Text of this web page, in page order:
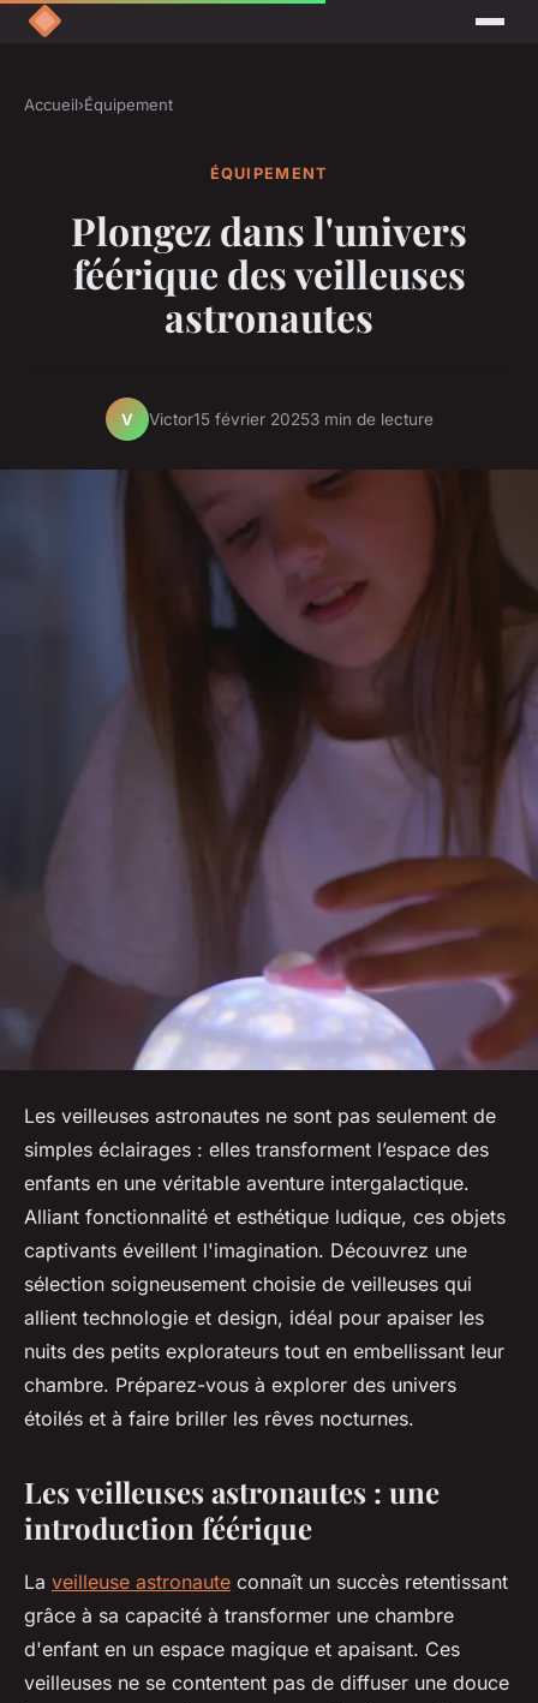
Accueil›Équipement
ÉQUIPEMENT
Plongez dans l'univers
féérique des veilleuses
astronautes
V Victor15 février 20253 min de lecture
Les veilleuses astronautes ne sont pas seulement de
simples éclairages : elles transforment l’espace des
enfants en une véritable aventure intergalactique.
Alliant fonctionnalité et esthétique ludique, ces objets
captivants éveillent l'imagination. Découvrez une
sélection soigneusement choisie de veilleuses qui
allient technologie et design, idéal pour apaiser les
nuits des petits explorateurs tout en embellissant leur
chambre. Préparez-vous à explorer des univers
étoilés et à faire briller les rêves nocturnes.
Les veilleuses astronautes : une
introduction féérique
La veilleuse astronaute connaît un succès retentissant
grâce à sa capacité à transformer une chambre
d'enfant en un espace magique et apaisant. Ces
veilleuses ne se contentent pas de diffuser une douce